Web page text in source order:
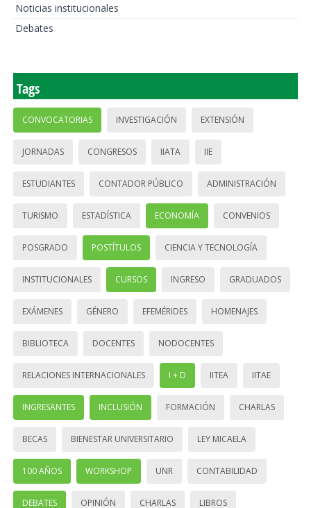
Noticias institucionales
Debates
Tags
CONVOCATORIAS INVESTIGACIÓN EXTENSIÓN
JORNADAS CONGRESOS IIATA IIE
ESTUDIANTES CONTADOR PÚBLICO ADMINISTRACIÓN
TURISMO ESTADÍSTICA ECONOMÍA CONVENIOS
POSGRADO POSTÍTULOS CIENCIA Y TECNOLOGÍA
INSTITUCIONALES CURSOS INGRESO GRADUADOS
EXÁMENES GÉNERO EFEMÉRIDES HOMENAJES
BIBLIOTECA DOCENTES NODOCENTES
RELACIONES INTERNACIONALES I + D IITEA IITAE
INGRESANTES INCLUSIÓN FORMACIÓN CHARLAS
BECAS BIENESTAR UNIVERSITARIO LEY MICAELA
100 AÑOS WORKSHOP UNR CONTABILIDAD
DEBATES OPINIÓN CHARLAS LIBROS